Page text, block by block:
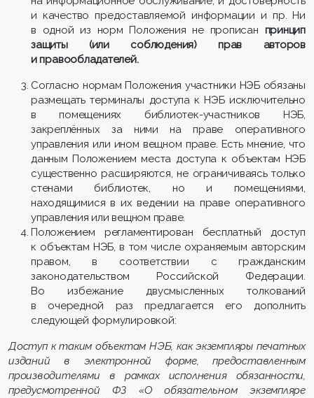
и качество предоставляемой информации и пр. Ни
в одной из норм Положения не прописан принцип
защиты (или соблюдения) прав авторов
и правообладателей.
Согласно нормам Положения участники НЭБ обязаны
размещать терминалы доступа к НЭБ исключительно
в помещениях библиотек-участников НЭБ,
закреплённых за ними на праве оперативного
управления или ином вещном праве. Есть мнение, что
данным Положением места доступа к объектам НЭБ
существенно расширяются, не ограничиваясь только
стенами библиотек, но и помещениями,
находящимися в их ведении на праве оперативного
управления или вещном праве.
Положением регламентирован бесплатный доступ
к объектам НЭБ, в том числе охраняемым авторским
правом, в соответствии с гражданским
законодательством Российской Федерации.
Во избежание двусмысленных толкований
в очередной раз предлагается его дополнить
следующей формулировкой:
Доступ к таким объектам НЭБ, как экземпляры печатных
изданий в электронной форме, предоставленным
производителями в рамках исполнения обязанности,
предусмотренной ФЗ «О обязательном экземпляре